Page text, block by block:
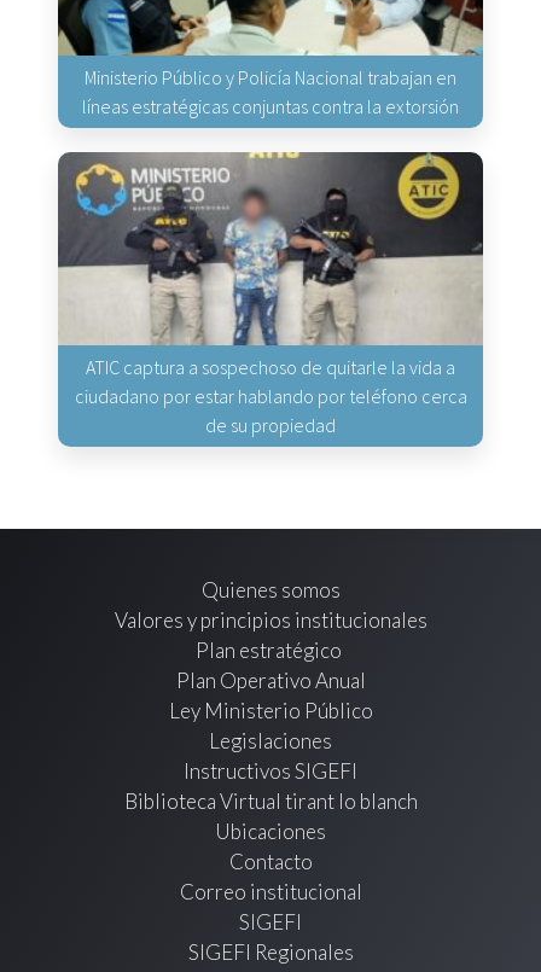
Ministerio Público y Policía Nacional trabajan en
líneas estratégicas conjuntas contra la extorsión
ATIC captura a sospechoso de quitarle la vida a
ciudadano por estar hablando por teléfono cerca
de su propiedad
Quienes somos
Valores y principios institucionales
Plan estratégico
Plan Operativo Anual
Ley Ministerio Público
Legislaciones
Instructivos SIGEFI
Biblioteca Virtual tirant lo blanch
Ubicaciones
Contacto
Correo institucional
SIGEFI
SIGEFI Regionales